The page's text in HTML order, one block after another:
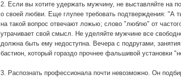
2. Если вы хотите удержать мужчину, не выставляйте на
о своей любви. Еще глупее требовать подтверждения:
на такой вопрос отвечают ложью; слово "люблю" от
утрачивает свой смысл. Не уделяйте мужчине все
должна быть ему недоступна. Вечера с подругами,
бастион, который гораздо прочнее фальшивой установки
3. Распознать профессионала почти невозможно. Он